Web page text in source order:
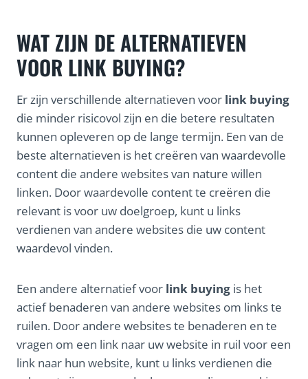
WAT ZIJN DE ALTERNATIEVEN
VOOR LINK BUYING?
Er zijn verschillende alternatieven voor link buying
die minder risicovol zijn en die betere resultaten
kunnen opleveren op de lange termijn. Een van de
beste alternatieven is het creëren van waardevolle
content die andere websites van nature willen
linken. Door waardevolle content te creëren die
relevant is voor uw doelgroep, kunt u links
verdienen van andere websites die uw content
waardevol vinden.
Een andere alternatief voor link buying is het
actief benaderen van andere websites om links te
ruilen. Door andere websites te benaderen en te
vragen om een link naar uw website in ruil voor een
link naar hun website, kunt u links verdienen die